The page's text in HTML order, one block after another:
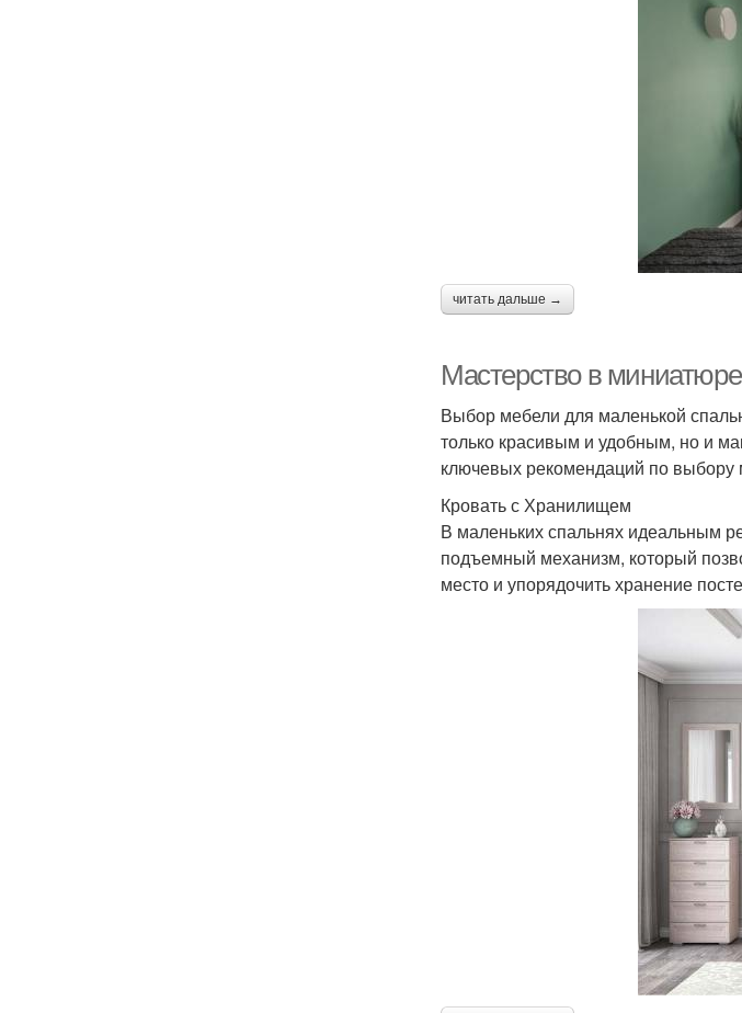
читать дальше →
Мастерство в
Выбор мебели для маленькой
только красивым и удобным, но и
ключевых рекомендаций по выбору
Кровать с Хранилищем
В маленьких спальнях идеальным
подъемный механизм, который
место и упорядочить хранение